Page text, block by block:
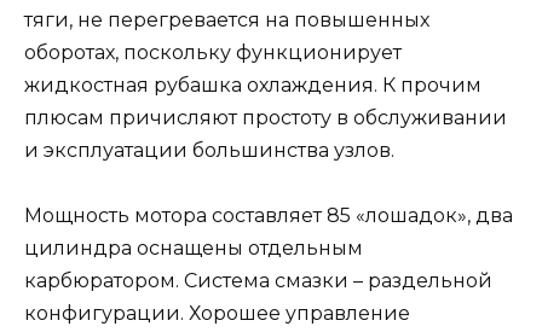
тяги, не перегревается на повышенных
оборотах, поскольку функционирует
жидкостная рубашка охлаждения. К прочим
плюсам причисляют простоту в обслуживании
и эксплуатации большинства узлов.
Мощность мотора составляет 85 «лошадок», два
цилиндра оснащены отдельным
карбюратором. Система смазки – раздельной
конфигурации. Хорошее управление